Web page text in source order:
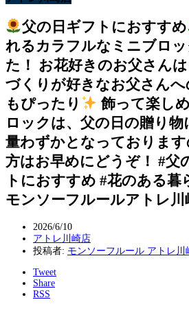
父の日ギフトにおすすめ
れるカラフルなミニブロ
た！ お花好きのお父さん
づくりが好きなお父さん
もぴったり
飾って楽し
ロックは、父の日の贈り物
量わずかとなっておりま
方はお早めにどうぞ！ #父
トにおすすめ #花のある暮
モンソーフルールアトレ川
2026/6/10
アトレ川崎店
投稿者: モンソーフルール アトレ川
Tweet
Share
RSS